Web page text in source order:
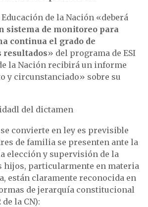
de la Nación «deberá
sistema de monitoreo para
continua el grado de
resultados» del programa de ESI
la Nación recibirá un informe
y circunstanciado» sobre su
del dictamen
convierte en ley es previsible
de familia se presenten ante la
elección y supervisión de la
hijos, particularmente en materia
están claramente reconocida en
de jerarquía constitucional
la CN):